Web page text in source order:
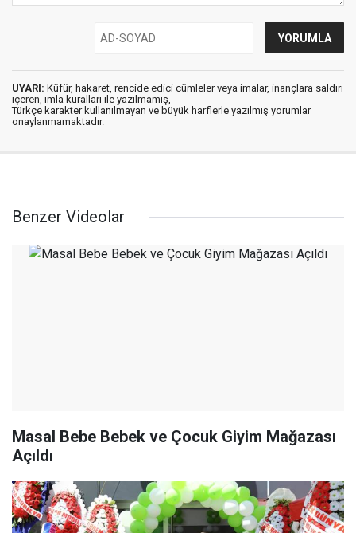
UYARI: Küfür, hakaret, rencide edici cümleler veya imalar, inançlara saldırı
içeren, imla kuralları ile yazılmamış,
Türkçe karakter kullanılmayan ve büyük harflerle yazılmış yorumlar
onaylanmamaktadır.
Benzer Videolar
Masal Bebe Bebek ve Çocuk Giyim Mağazası
Açıldı